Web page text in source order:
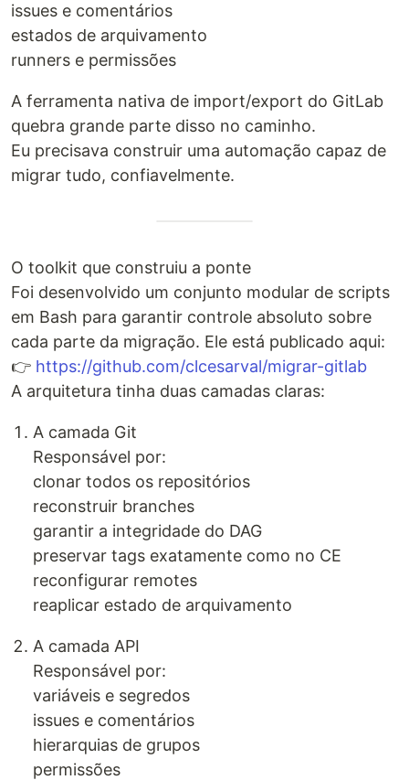
issues e comentários
estados de arquivamento
runners e permissões
A ferramenta nativa de import/export do GitLab
quebra grande parte disso no caminho.
Eu precisava construir uma automação capaz de
migrar tudo, confiavelmente.
O toolkit que construiu a ponte
Foi desenvolvido um conjunto modular de scripts
em Bash para garantir controle absoluto sobre
cada parte da migração. Ele está publicado aqui:
👉 https://github.com/clcesarval/migrar-gitlab
A arquitetura tinha duas camadas claras:
A camada Git
Responsável por:
clonar todos os repositórios
reconstruir branches
garantir a integridade do DAG
preservar tags exatamente como no CE
reconfigurar remotes
reaplicar estado de arquivamento
A camada API
Responsável por:
variáveis e segredos
issues e comentários
hierarquias de grupos
permissões